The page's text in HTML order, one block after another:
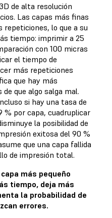
de alta resolución
Las capas más finas
repeticiones, lo que a su
tiempo: imprimir a 25
con 100 micras
el tiempo de
más repeticiones
que hay más
de que algo salga mal.
si hay una tasa de
% por capa, cuadruplicar
la posibilidad de
exitosa del 90 %
que una capa fallida
de impresión total.
más pequeño
tiempo, deja más
la probabilidad de
errores.